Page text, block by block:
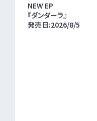
NEW EP
『ダンダーラ』
発売日:2026/8/5